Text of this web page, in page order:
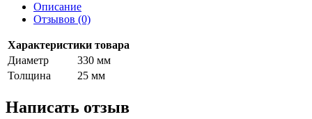
Описание
Отзывов (0)
Характеристики товара
Диаметр
330 мм
Толщина
25 мм
Написать отзыв